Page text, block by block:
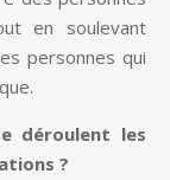
en soulevant
personnes qui
déroulent les
?